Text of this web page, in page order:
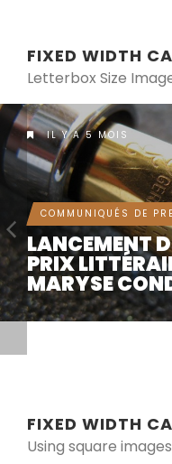
FIXED WIDTH
Letterbox Size
IL Y A 5 MOIS
COMMUNIQUÉS DE
LANCEMENT
PRIX
MARYSE
FIXED WIDTH
Using square